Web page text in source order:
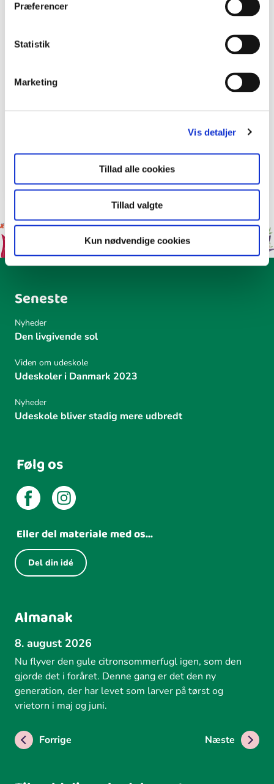
Præferencer
Statistik
Marketing
Vis detaljer
Tillad alle cookies
Tillad valgte
Kun nødvendige cookies
Biologi
Seneste
Nyheder
Den livgivende sol
Viden om udeskole
Udeskoler i Danmark 2023
Nyheder
Udeskole bliver stadig mere udbredt
Følg os
Eller del materiale med os...
Del din idé
Almanak
8. august 2026
Nu flyver den gule citronsommerfugl igen, som den
gjorde det i foråret. Denne gang er det den ny
generation, der har levet som larver på tørst og
vrietorn i maj og juni.
Forrige Næste